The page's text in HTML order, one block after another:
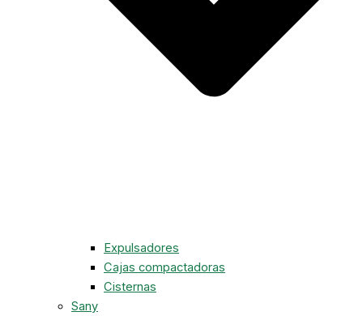
Expulsadores
Cajas compactadoras
Cisternas
Sany